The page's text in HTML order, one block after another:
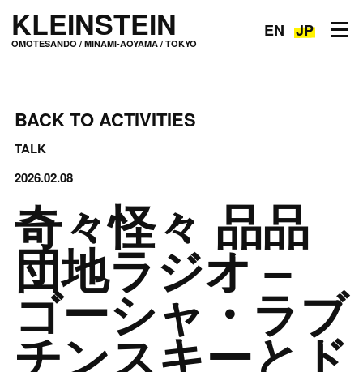
KLEINSTEIN
OMOTESANDO / MINAMI-AOYAMA / TOKYO
Toggle navigation EN JP
BACK TO ACTIVITIES
TALK
2026.02.08
奇々怪々 品品
団地ラジオ –
ゴーシャ・ラブ
チンスキーとド